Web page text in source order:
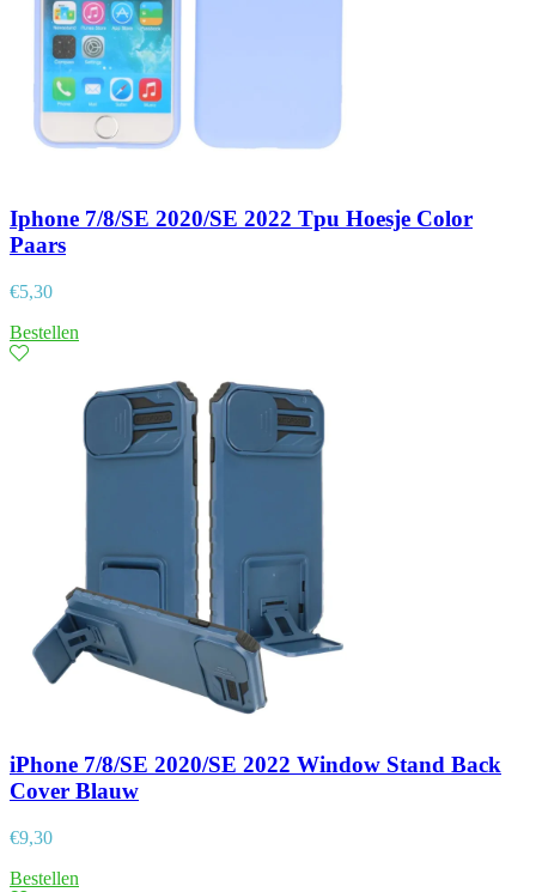
Iphone 7/8/SE 2020/SE 2022 Tpu Hoesje Color
Paars
€5,30
Bestellen
iPhone 7/8/SE 2020/SE 2022 Window Stand Back
Cover Blauw
€9,30
Bestellen